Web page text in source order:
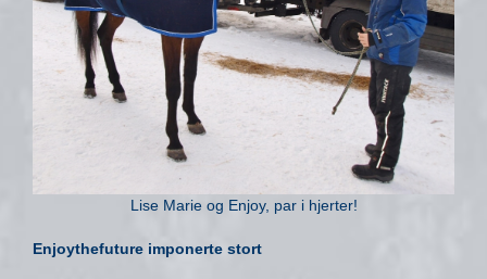
Lise Marie og Enjoy, par i hjerter!
Enjoythefuture imponerte stort